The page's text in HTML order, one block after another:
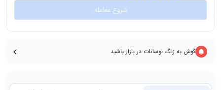
شروع معامله
گوش به زنگ نوسانات در بازار باشید